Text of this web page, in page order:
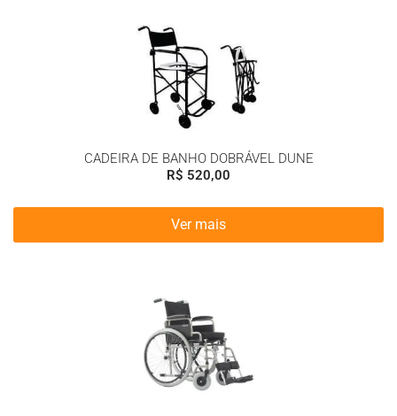
CADEIRA DE BANHO DOBRÁVEL DUNE
R$ 520,00
Ver mais